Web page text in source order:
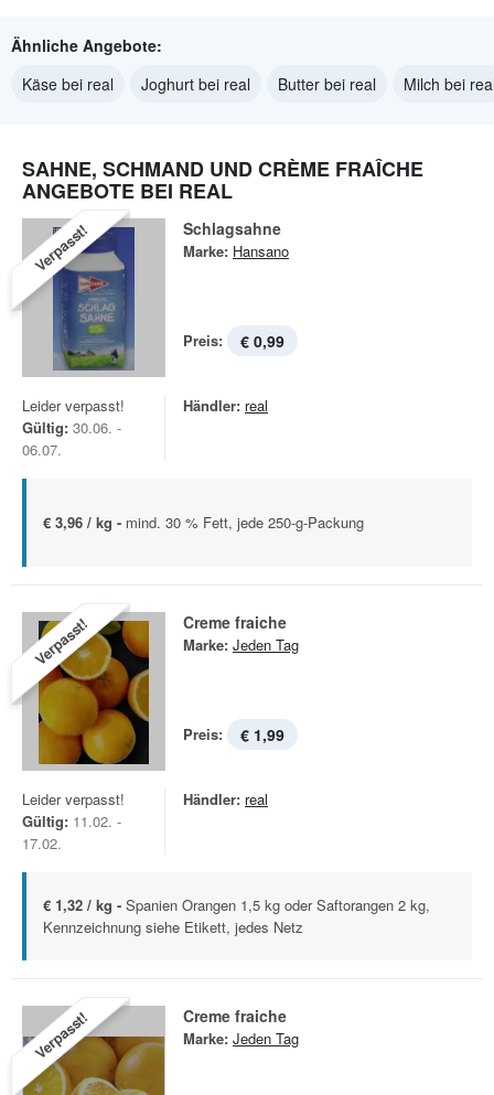
Ähnliche Angebote:
Käse bei real
Joghurt bei real Butter bei real Milch bei
SAHNE, SCHMAND UND CRÈME FRAÎCHE
ANGEBOTE BEI REAL
Verpasst! Schlagsahne
Marke: Hansano
Preis: € 0,99
Leider verpasst!
Gültig: 30.06. -
06.07.
Händler: real
€ 3,96 / kg - mind. 30 % Fett, jede 250-g-Packung
Verpasst! Creme fraiche
Marke: Jeden Tag
Preis: € 1,99
Leider verpasst!
Gültig: 11.02. -
17.02.
Händler: real
€ 1,32 / kg - Spanien Orangen 1,5 kg oder Saftorangen 2 kg,
Kennzeichnung siehe Etikett, jedes Netz
Verpasst! Creme fraiche
Marke: Jeden Tag